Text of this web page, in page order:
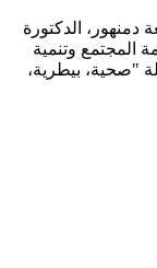
دمنهور، الدكتورة
المجتمع وتنمية
"صحية، بيطرية،